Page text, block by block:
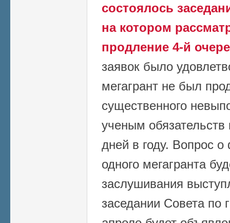
состоялось
на котором
продление 4-й
заявок было
мегагрант не был
существенного
ученым
дней в году. Вопрос
одного мегагранта
заслушивания
заседании Совета по